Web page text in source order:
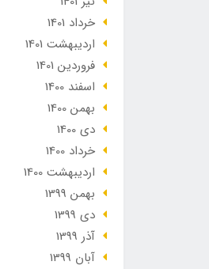
خرداد 1401
ارديبهشت 1401
فروردین 1401
اسفند 1400
بهمن 1400
دی 1400
خرداد 1400
ارديبهشت 1400
بهمن 1399
دی 1399
آذر 1399
آبان 1399